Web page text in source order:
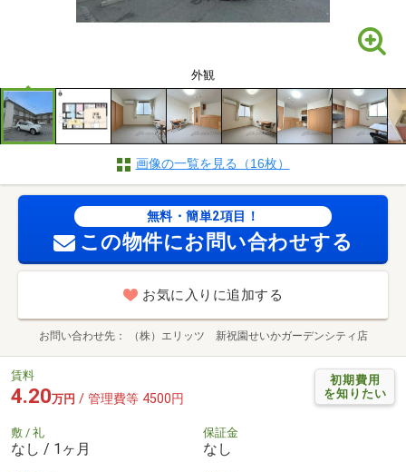
外観
画像の一覧を見る（16枚）
無料・簡単2項目！
この物件にお問い合わせする
お気に入りに追加する
お問い合わせ先 （株）エリッツ 新祝園せいかガーデンシティ店
初期費用
を知りたい
賃料
4.20万円 / 管理費等 4500円
敷 / 礼
なし / 1ヶ月
保証金
なし